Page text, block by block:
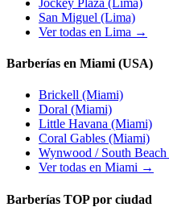
San Miguel (Lima)
Ver todas en Lima →
Barberías en Miami (USA)
Brickell (Miami)
Doral (Miami)
Little Havana (Miami)
Coral Gables (Miami)
Wynwood / South Beach
Ver todas en Miami →
Barberías TOP por ciudad